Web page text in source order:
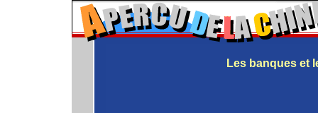
Les banques et